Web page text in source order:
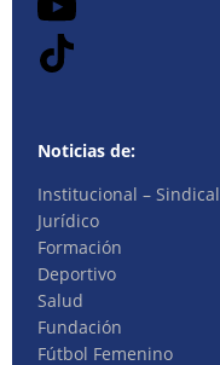
Noticias de:
Institucional – Sindical
Jurídico
Formación
Deportivo
Salud
Fundación
Fútbol Femenino